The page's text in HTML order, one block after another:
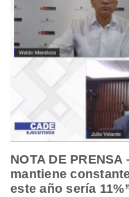
NOTA DE
mantiene
este año sería